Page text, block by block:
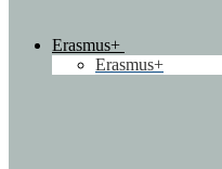
Erasmus+
Erasmus+